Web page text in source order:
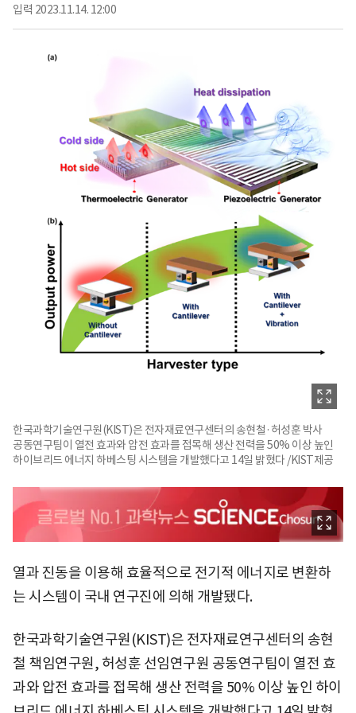
입력 2023.11.14. 12:00
한국과학기술연구원(KIST)은 전자재료연구센터의 송현철·허성훈 박사
공동연구팀이 열전 효과와 압전 효과를 접목해 생산 전력을 50% 이상 높인
하이브리드 에너지 하베스팅 시스템을 개발했다고 14일 밝혔다 /KIST제공
열과 진동을 이용해 효율적으로 전기적 에너지로 변환하
는 시스템이 국내 연구진에 의해 개발됐다.
한국과학기술연구원(KIST)은 전자재료연구센터의 송현
철 책임연구원, 허성훈 선임연구원 공동연구팀이 열전 효
과와 압전 효과를 접목해 생산 전력을 50% 이상 높인 하이